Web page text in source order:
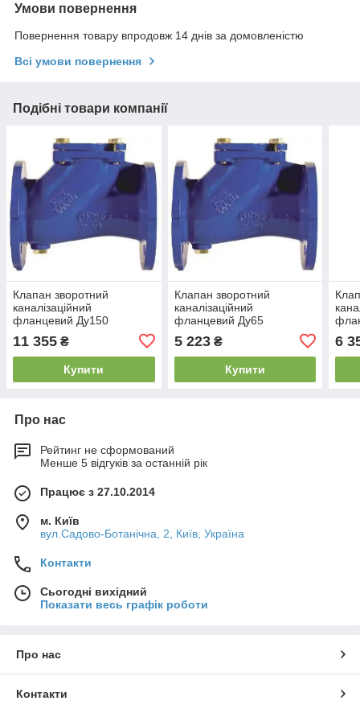
Умови повернення
Повернення товару впродовж 14 днів за домовленістю
Всі умови повернення
Подібні товари компанії
Клапан зворотний
каналізаційний
фланцевий Ду150
11 355 ₴
Купити
Клапан зворотний
каналізаційний
фланцевий Ду65
5 223₴
Купити
6
Про нас
Рейтинг не сформований
Менше 5 відгуків за останній рік
Працює з 27.10.2014
м. Київ
вул.Садово-Ботанічна, 2, Київ, Україна
Контакти
Сьогодні вихідний
Показати весь графік роботи
Про нас
Контакти